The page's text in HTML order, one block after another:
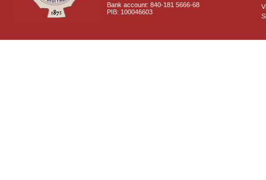
Bank account: 840-181 5666-68
PIB: 100046603